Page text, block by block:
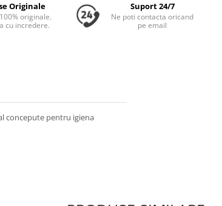
Originale
originale.
cu incredere.
Suport 24/7
Ne poti contacta oricand
pe email
concepute pentru igiena